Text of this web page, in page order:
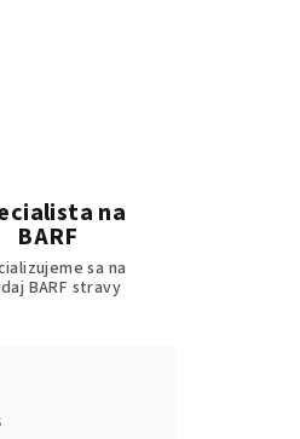
na
BARF
sa na
BARF stravy